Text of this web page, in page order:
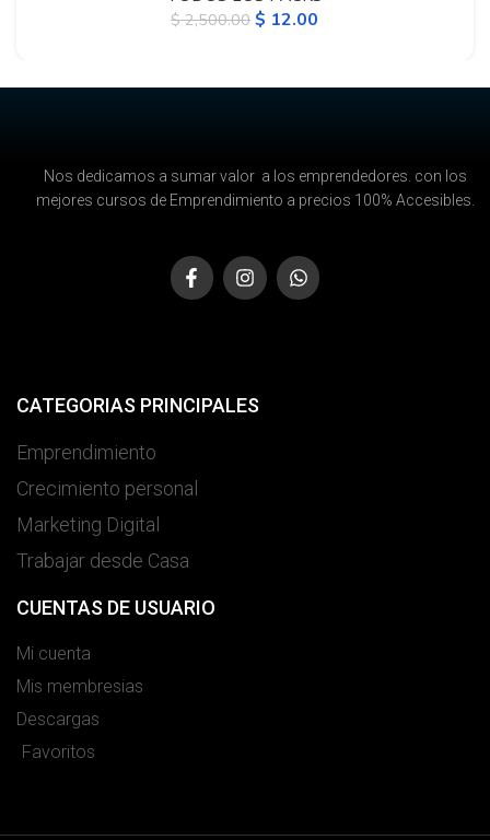
$2,500.00 $ 12.00
Nos dedicamos a sumar valor a los emprendedores. con los
mejores cursos de Emprendimiento a precios 100% Accesibles.
CATEGORIAS PRINCIPALES
Emprendimiento
Crecimiento personal
Marketing Digital
Trabajar desde Casa
CUENTAS DE USUARIO
Mi cuenta
Mis membresias
Descargas
Favoritos